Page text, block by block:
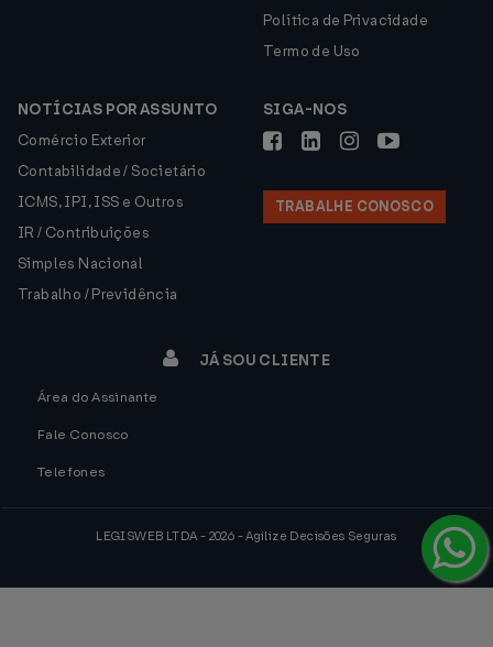
Política de Privacidade
Termo de Uso
NOTÍCIAS POR ASSUNTO
Comércio Exterior
Contabilidade / Societário
ICMS, IPI, ISS e Outros
IR / Contribuições
Simples Nacional
Trabalho / Previdência
SIGA-NOS
TRABALHE CONOSCO
JÁ SOU CLIENTE
Área do Assinante
Fale Conosco
Telefones
LEGISWEB LTDA - 2026 - Agilize Decisões Seguras